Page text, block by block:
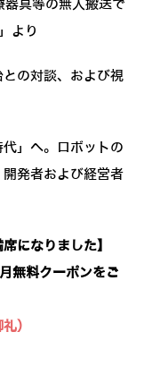
具等の無人搬送で
より
の対談、および視
」へ。ロボットの
発者および経営者
になりました】
無料クーポンをご
）